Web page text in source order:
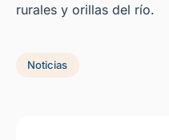
rurales y orillas del río.
Noticias